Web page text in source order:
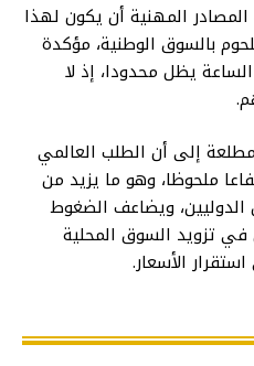
المهنية أن يكون لهذا
بالسوق الوطنية، مؤكدة
يظل محدودا، إذ لا
إلى أن الطلب العالمي
ملحوظا، وهو ما يزيد من
الدوليين، ويضاعف الضغوط
في تزويد السوق المحلية
الأسعار.